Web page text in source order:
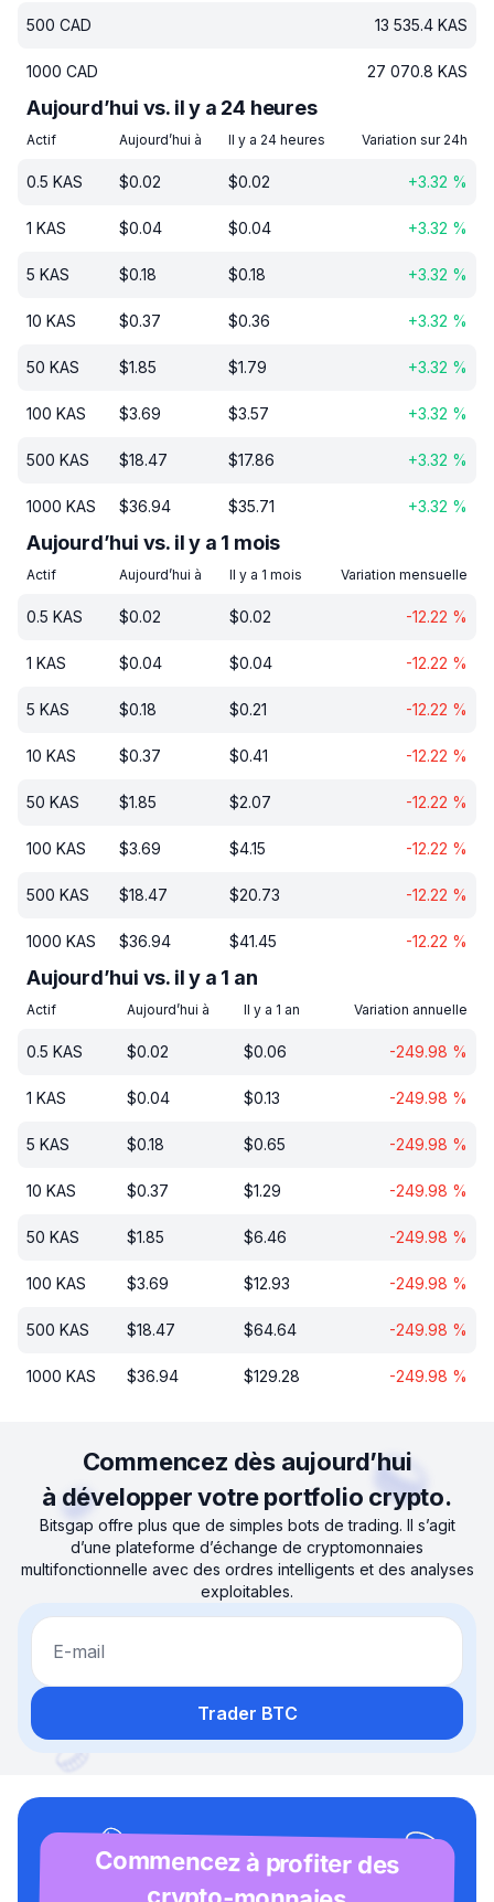
500 CAD 13 535.4 KAS
1000 CAD 27 070.8 KAS
Aujourd’hui vs. il y a 24 heures
Actif Aujourd’hui à Il y a 24 heures Variation sur 24h
0.5 KAS $0.02 $0.02 +3.32 %
1 KAS $0.04 $0.04 +3.32 %
5 KAS $0.18 $0.18 +3.32 %
10 KAS $0.37 $0.36 +3.32 %
50 KAS $1.85 $1.79 +3.32 %
100 KAS $3.69 $3.57 +3.32 %
500 KAS $18.47 $17.86 +3.32 %
1000 KAS $36.94 $35.71 +3.32 %
Aujourd’hui vs. il y a 1 mois
Actif Aujourd’hui à Il y a 1 mois Variation mensuelle
0.5 KAS $0.02 $0.02 -12.22 %
1 KAS $0.04 $0.04 -12.22 %
5 KAS $0.18 $0.21 -12.22 %
10 KAS $0.37 $0.41 -12.22 %
50 KAS $1.85 $2.07 -12.22 %
100 KAS $3.69 $4.15 -12.22 %
500 KAS $18.47 $20.73 -12.22 %
1000 KAS $36.94 $41.45 -12.22 %
Aujourd’hui vs. il y a 1 an
Actif Aujourd’hui à Il y a 1 an Variation annuelle
0.5 KAS $0.02 $0.06 -249.98 %
1 KAS $0.04 $0.13 -249.98 %
5 KAS $0.18 $0.65 -249.98 %
10 KAS $0.37 $1.29 -249.98 %
50 KAS $1.85 $6.46 -249.98 %
100 KAS $3.69 $12.93 -249.98 %
500 KAS $18.47 $64.64 -249.98 %
1000 KAS $36.94 $129.28 -249.98 %
Commencez dès aujourd’hui
à développer votre portfolio crypto.
Bitsgap offre plus que de simples bots de trading. Il s’agit
d’une plateforme d’échange de cryptomonnaies
multifonctionnelle avec des ordres intelligents et des analyses
exploitables.
E-mail
Trader BTC
Commencez à profiter des